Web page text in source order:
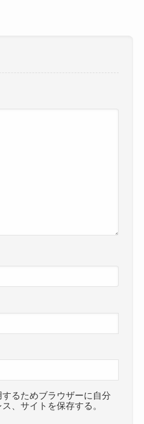
るためブラウザーに自分
、サイトを保存する。